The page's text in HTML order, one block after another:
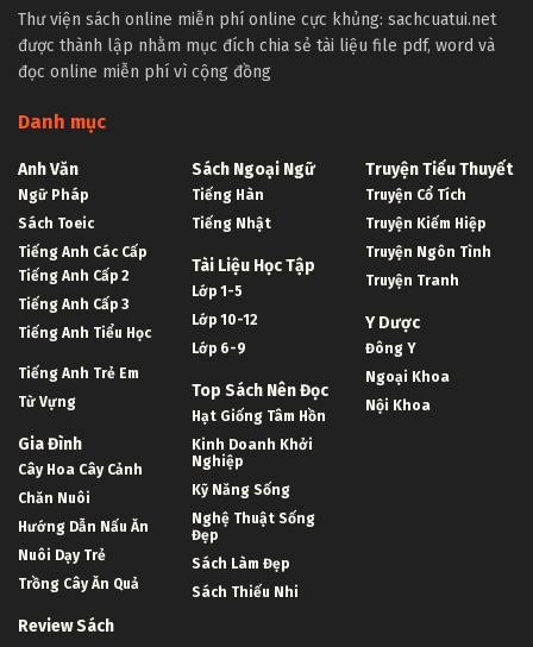
Thư viện sách online miễn phí online cực khủng: sachcuatui.net
được thành lập nhằm mục đích chia sẻ tài liệu file pdf, word và
đọc online miễn phí vì cộng đồng
Danh mục
Anh Văn
Ngữ Pháp
Sách Toeic
Tiếng Anh Các Cấp
Tiếng Anh Cấp 2
Tiếng Anh Cấp 3
Tiếng Anh Tiểu Học
Tiếng Anh Trẻ Em
Từ Vựng
Gia Đình
Cây Hoa Cây Cảnh
Chăn Nuôi
Hướng Dẫn Nấu Ăn
Nuôi Dạy Trẻ
Trồng Cây Ăn Quả
Review Sách
Sách Ngoại Ngữ
Tiếng Hàn
Tiếng Nhật
Tài Liệu Học Tập
Lớp 1-5
Lớp 10-12
Lớp 6-9
Top Sách Nên Đọc
Hạt Giống Tâm Hồn
Kinh Doanh Khởi
Nghiệp
Kỹ Năng Sống
Nghệ Thuật Sống
Đẹp
Sách Làm Đẹp
Sách Thiếu Nhi
Truyện Tiểu Thuyết
Truyện Cổ Tích
Truyện Kiếm Hiệp
Truyện Ngôn Tình
Truyện Tranh
Y Dược
Đông Y
Ngoại Khoa
Nội Khoa